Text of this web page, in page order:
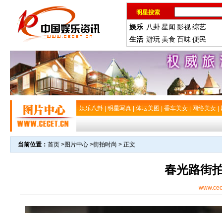
明星搜索
娱乐 八卦星闻 影视综艺
生活 游玩 美食 百味便民
娱乐八卦 明星写真 体坛美图 香车美女 网络美女
当前位置： 首页 >图片中心 >街拍时尚 > 正文
春光路街